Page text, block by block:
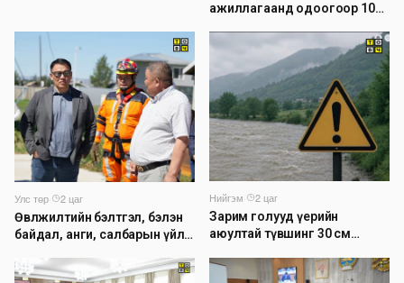
ажиллагаанд одоогоор 1026
Улс төр·
2 цаг
Өвөлжилтийн бэлтгэл, бэлэн
байдал, анги, салбарын үйл
Нийгэм·
2 цаг
Зарим голууд үерийн
аюултай түвшинг 30 см